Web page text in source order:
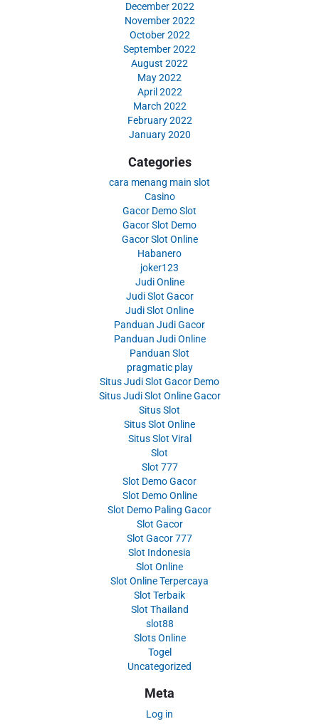
December 2022
November 2022
October 2022
September 2022
August 2022
May 2022
April 2022
March 2022
February 2022
January 2020
Categories
cara menang main slot
Casino
Gacor Demo Slot
Gacor Slot Demo
Gacor Slot Online
Habanero
joker123
Judi Online
Judi Slot Gacor
Judi Slot Online
Panduan Judi Gacor
Panduan Judi Online
Panduan Slot
pragmatic play
Situs Judi Slot Gacor Demo
Situs Judi Slot Online Gacor
Situs Slot
Situs Slot Online
Situs Slot Viral
Slot
Slot 777
Slot Demo Gacor
Slot Demo Online
Slot Demo Paling Gacor
Slot Gacor
Slot Gacor 777
Slot Indonesia
Slot Online
Slot Online Terpercaya
Slot Terbaik
Slot Thailand
slot88
Slots Online
Togel
Uncategorized
Meta
Log in